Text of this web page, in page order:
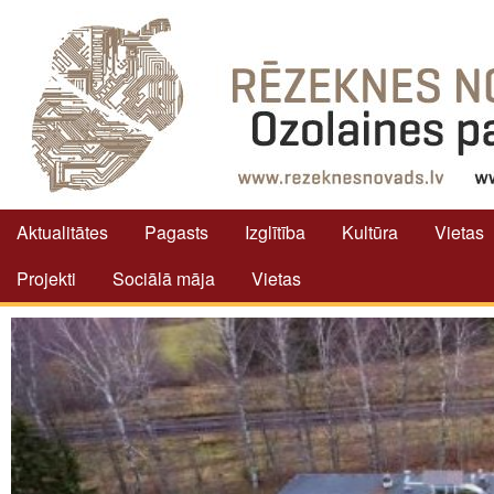
Aktualitātes Pagasts Izglītība Kultūra
Vietas
Projekti
Sociālā māja Vietas